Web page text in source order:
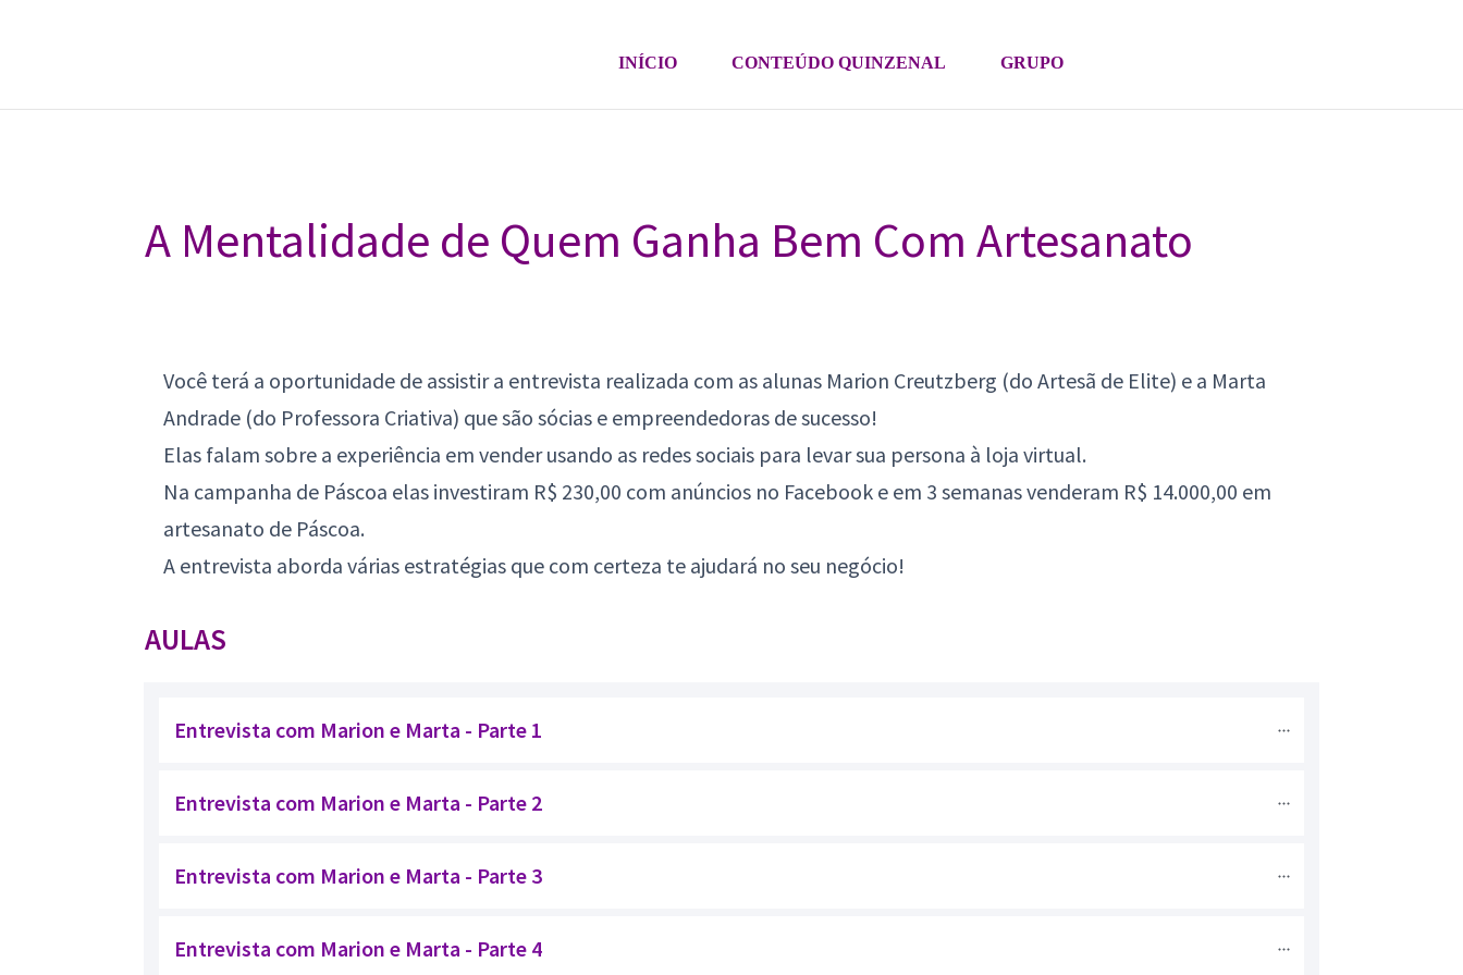
INÍCIO CONTEÚDO QUINZENAL GRUPO
A Mentalidade de Quem Ganha Bem Com Artesanato
Você terá a oportunidade de assistir a entrevista realizada com as alunas Marion Creutzberg (do Artesã de Elite) e a Marta
Andrade (do Professora Criativa) que são sócias e empreendedoras de sucesso!
Elas falam sobre a experiência em vender usando as redes sociais para levar sua persona à loja virtual.
Na campanha de Páscoa elas investiram R$ 230,00 com anúncios no Facebook e em 3 semanas venderam R$ 14.000,00 em
artesanato de Páscoa.
A entrevista aborda várias estratégias que com certeza te ajudará no seu negócio!
AULAS
Entrevista com Marion e Marta - Parte 1
Entrevista com Marion e Marta - Parte 2
Entrevista com Marion e Marta - Parte 3
Entrevista com Marion e Marta - Parte 4